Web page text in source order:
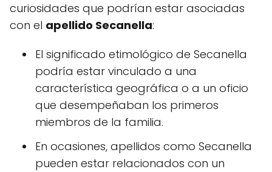
curiosidades que podrían estar asociadas
con el apellido Secanella:
El significado etimológico de Secanella
podría estar vinculado a una
característica geográfica o a un oficio
que desempeñaban los primeros
miembros de la familia.
En ocasiones, apellidos como Secanella
pueden estar relacionados con un